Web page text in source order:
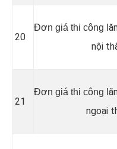
20
Đơn giá thi công l
nội
21
Đơn giá thi công l
ngoại